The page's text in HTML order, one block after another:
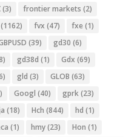
(3) frontier markets (2)
(1162) fvx (47) fxe (1)
(39) gd30 (6)
gd38d (1) Gdx (69)
gld (3) GLOB (63)
Googl (40) gprk(23)
(18) Hch (844) hd (1)
(1) hmy(23) Hon (1)